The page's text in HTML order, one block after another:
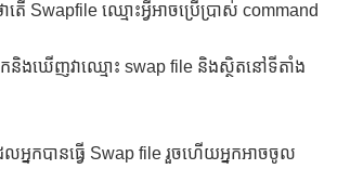
ើ Swapfile ឈ្មោះអ្វីអាចប្រើប្រាស់ command
និងឃើញវាឈ្មោះ swap file និងស្ថិតនៅទីតាំង
នកបានធ្វើ Swap file រួចហើយអ្នកអាចចូល